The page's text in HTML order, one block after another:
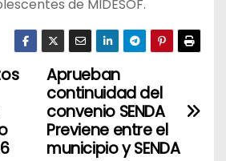
de MIDESOF.
Aprueban
continuidad del
convenio SENDA
Previene entre el
municipio y SENDA